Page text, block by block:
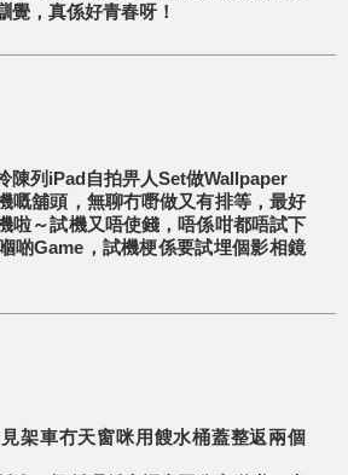
覺，真係好青春呀！
陳列iPad自拍畀人Set做Wallpaper
嘅舖頭，無聊冇嘢做又有排等，最好
啦～試機又唔使錢，唔係咁都唔試下
啲Game，試機梗係要試埋個影相鏡
見架車冇天窗咪用餿水桶蓋整返兩個